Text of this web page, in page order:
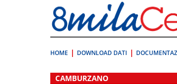
direttamente
a:
Contenuto
HOME DOWNLOAD DATI
.
CAMBURZANO